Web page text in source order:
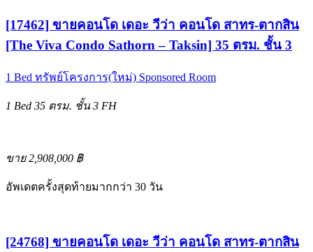
[17462] ขายคอนโด เดอะ วีว่า คอนโด สาทร-ตากสิน
[The Viva Condo Sathorn – Taksin] 35 ตรม. ชั้น 3
1 Bed ทรัพย์โครงการ(ใหม่) Sponsored Room
1 Bed 35 ตรม. ชั้น 3 FH
ขาย 2,908,000 ฿
อัพเดตครั้งสุดท้ายมากกว่า 30 วัน
[24768] ขายคอนโด เดอะ วีว่า คอนโด สาทร-ตากสิน